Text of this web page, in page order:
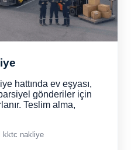
hattında ev eşyası,
gönderiler için
Teslim alma,
kktc nakliye